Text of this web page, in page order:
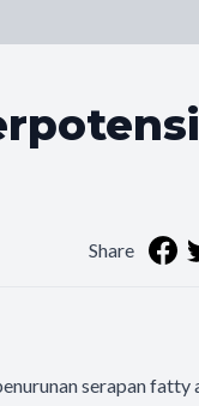
Share
serapan fatty